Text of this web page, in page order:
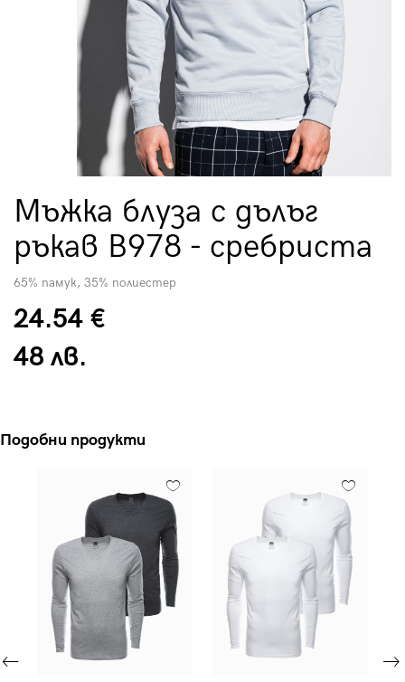
Мъжка блуза с дълъг
ръкав B978 - сребриста
65% памук, 35% полиестер
24.54 €
48 лв.
Подобни продукти